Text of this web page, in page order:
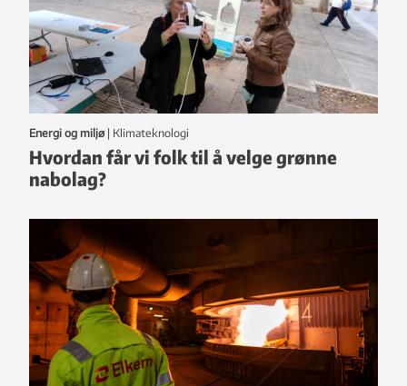
Energi og miljø | klimateknologi
Hvordan får vi folk til å velge grønne
nabolag?